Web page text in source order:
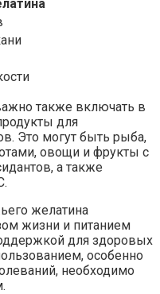
также включать в
для
Это могут быть рыба,
овощи и фрукты с
а также
желатина
жизни и питанием
для здоровых
особенно
необходимо